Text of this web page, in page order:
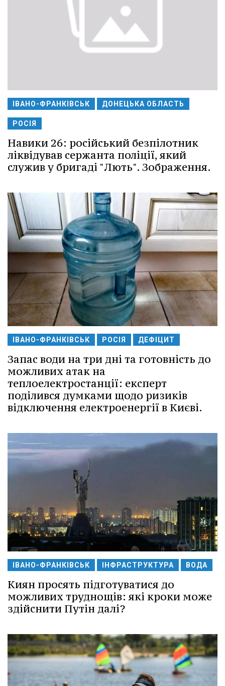
ІВАНО-ФРАНКІВСЬК ДОНЕЦЬКА ОБЛАСТЬ
РОСІЯ
Навики 26: російський безпілотник
ліквідував сержанта поліції, який
служив у бригаді "Лють". Зображення.
ІВАНО-ФРАНКІВСЬК РОСІЯ ДЕФІЦИТ
Запас води на три дні та готовність до
можливих атак на
теплоелектростанції: експерт
поділився думками щодо ризиків
відключення електроенергії в Києві.
ІВАНО-ФРАНКІВСЬК ІНФРАСТРУКТУРА ВОДА
Киян просять підготуватися до
можливих труднощів: які кроки може
здійснити Путін далі?